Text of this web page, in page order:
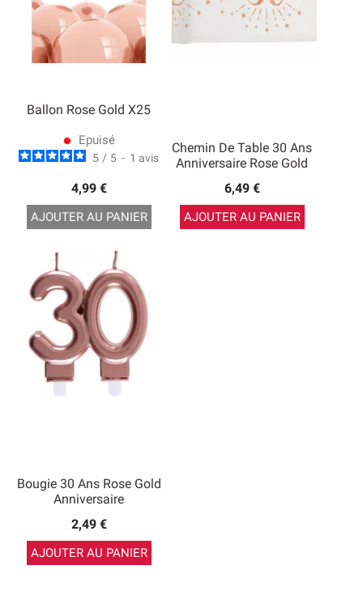
Ballon Rose Gold X25
lens Epuisé
5 / 5 - 1 avis
4,99 €
AJOUTER AU PANIER
Chemin De Table 30 Ans
Anniversaire Rose Gold
6,49 €
AJOUTER AU PANIER
Bougie 30 Ans Rose Gold
Anniversaire
2,49 €
AJOUTER AU PANIER